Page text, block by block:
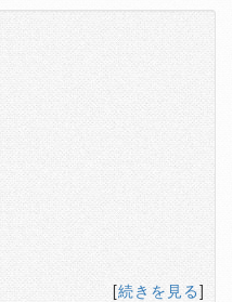
[続きを見る]